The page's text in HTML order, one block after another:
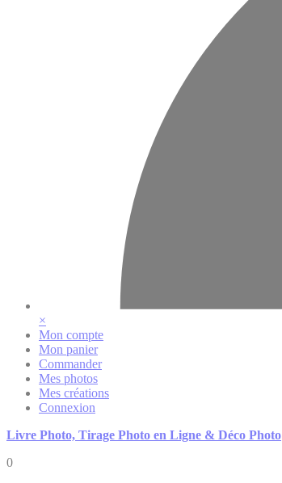
×
Mon compte
Mon panier
Commander
Mes photos
Mes créations
Connexion
Livre Photo, Tirage Photo en Ligne & Déco Photo
0